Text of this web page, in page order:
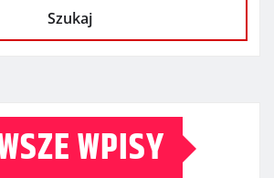
Szukaj
WPISY